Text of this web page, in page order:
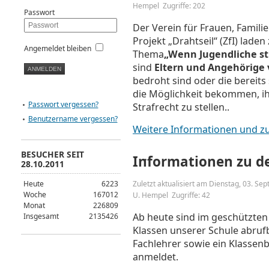
Hempel Zugriffe: 202
Der Verein für Frauen,
Projekt „Drahtseil“ (ZfI)
Thema„Wenn Jugendliche
sind Eltern und Angehörige
bedroht sind oder die
die Möglichkeit bekommen,
Strafrecht zu stellen..
Weitere Informationen und
Informationen zu
Zuletzt aktualisiert am Dienstag, 03.
U. Hempel Zugriffe: 42
Ab heute sind im
Klassen unserer Schule
Fachlehrer sowie ein
anmeldet.
Passwort
Angemeldet bleiben
Passwort vergessen?
Benutzername vergessen?
BESUCHER SEIT
28.10.2011
Heute
6223
Woche
167012
Monat
226809
Insgesamt
2135426